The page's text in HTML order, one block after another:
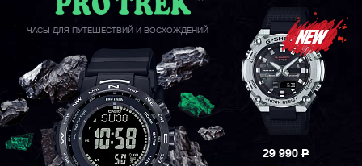
ЧАСЫ ДЛЯ ПУТЕШЕСТВИЙ И ВОСХОЖДЕНИЙ
29 990P